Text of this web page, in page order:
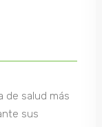
de salud más
sus